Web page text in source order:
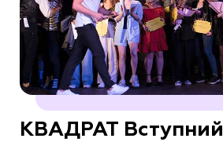
КВАДРАТ Вступний